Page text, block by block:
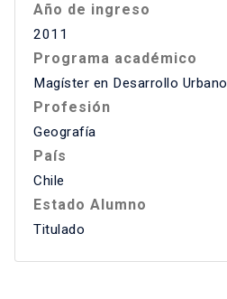
Año de ingreso
2011
Programa académico
Magíster en Desarrollo Urbano
Profesión
Geografía
País
Chile
Estado Alumno
Titulado